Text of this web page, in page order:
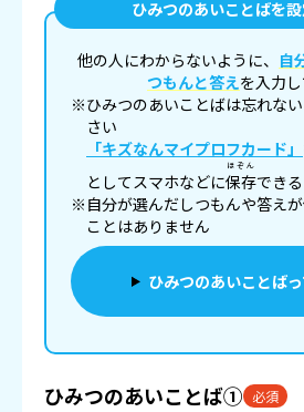
ひみつのあいことばを
他の人にわからないように、 自
つもんと答えを入力し
※ひみつのあいことばは忘れな
さい
「キズなんマイプロフカード」
としてスマホなどに保存
ほぞん
でき
※自分が選んだしつもんや答え
ことはありません
ひみつのあいことば
ひみつのあいことば① 必須